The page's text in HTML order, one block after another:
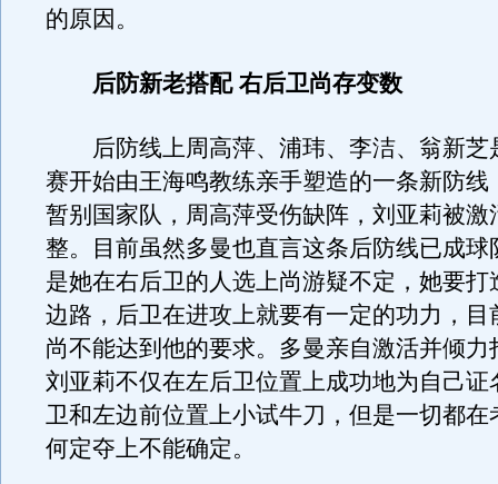
的原因。
后防新老搭配 右后卫尚存变数
后防线上周高萍、浦玮、李洁、翁新芝
赛开始由王海鸣教练亲手塑造的一条新防线
暂别国家队，周高萍受伤缺阵，刘亚莉被激
整。目前虽然多曼也直言这条后防线已成球
是她在右后卫的人选上尚游疑不定，她要打
边路，后卫在进攻上就要有一定的功力，目
尚不能达到他的要求。多曼亲自激活并倾力
刘亚莉不仅在左后卫位置上成功地为自己证
卫和左边前位置上小试牛刀，但是一切都在
何定夺上不能确定。